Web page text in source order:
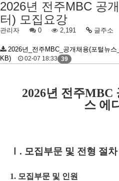
2026년 전주MBC 공
터) 모집요강
관리자 0 2,191 글주소
2026년_전주MBC_공개채용(포털뉴
KB)
02-07 18:33 39
2026년 전주MBC
스 에
. 모집부문 및 전형 절차
1. 모집부문 및 인원